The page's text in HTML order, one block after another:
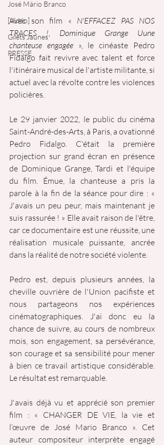
José Mário Branco
[Vidéo]
Gilets Jaunes
PRESSE
Avec son film « N'EFFACEZ PAS NOS
TRACES !, Dominique Grange Uune
chanteuse engagée », le cinéaste Pedro
Fidalgo fait revivre avec talent et force
l'itinéraire musical de l'artiste militante, si
actuel avec la révolte contre les violences
policières.
Le 29 janvier 2022, le public du cinéma
Saint-André-des-Arts, à Paris, a ovationné
Pedro Fidalgo. C'était la première
projection sur grand écran en présence
de Dominique Grange, Tardi et l'équipe
du film. Émue, la chanteuse a pris la
parole à la fin de la séance pour dire : «
J'avais un peu peur, mais maintenant je
suis rassurée ! » Elle avait raison de l'être,
car ce documentaire est une réussite, une
réalisation musicale puissante, ancrée
dans la réalité de notre société violente.
Pedro est, depuis plusieurs années, la
cheville ouvrière de l'Union pacifiste et
nous partageons nos expériences
cinématographiques. J'ai donc eu la
chance de suivre, au cours de nombreux
mois, son engagement, sa persévérance,
son courage et sa sensibilité pour mener
à bien ce travail artistique considérable.
Le résultat est remarquable.
J'avais déjà vu et apprécié son premier
film : « CHANGER DE VIE, la vie et
l’œuvre de José Mario Branco ». Cet
auteur compositeur interprète engagé